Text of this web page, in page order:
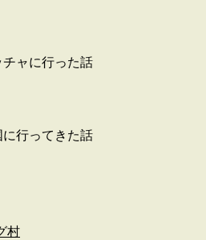
チャに行った話
に行ってきた話
村